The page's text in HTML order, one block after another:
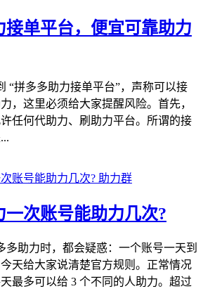
接单平台，便宜可靠助力
“拼多多助力接单平台”，声称可以接
，这里必须给大家提醒风险。首先，
任何代助力、刷助力平台。所谓的接
助力群
一次账号能助力几次?
多助力时，都会疑惑：一个账号一天到
天给大家说清楚官方规则。正常情况
最多可以给 3 个不同的人助力。超过